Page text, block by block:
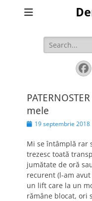
Search
for:
mele
Posted19 septembrie 2018
Mi se întâmplă rar
trezesc toată
jumătate de oră
recurent (l-am
un lift care la un
rămâne blocat, ori